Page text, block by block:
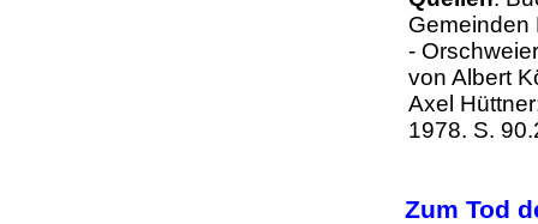
Gemeinden
-
von Albert
Axel
1978. S.
Zum Tod